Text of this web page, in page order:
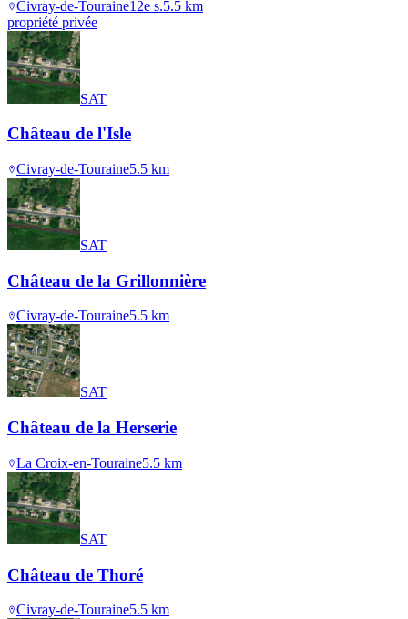
Civray-de-Touraine12e s.5.5 km
propriété privée
SAT
Château de l'Isle
Civray-de-Touraine5.5 km
SAT
Château de la Grillonnière
Civray-de-Touraine5.5 km
SAT
Château de la Herserie
La Croix-en-Touraine5.5 km
SAT
Château de Thoré
Civray-de-Touraine5.5 km